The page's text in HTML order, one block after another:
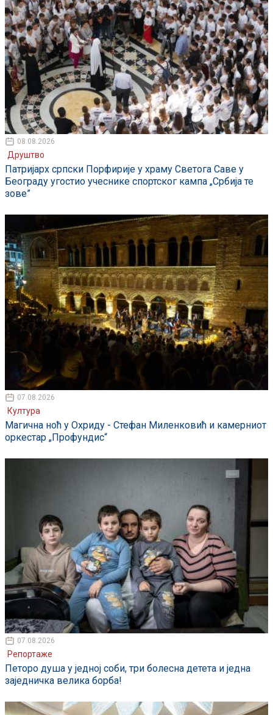
08.08.2026
Друштво
Патријарх српски Порфирије у храму Светога Саве у
Београду угостио учеснике спортског кампа „Србија те
зове”
07.08.2026
Култура
Магична ноћ у Охриду - Стефан Миленковић и камерниот
оркестар „Профундис“
07.08.2026
Репортаже
Петоро душа у једној соби, три болесна детета и једна
заједничка велика борба!